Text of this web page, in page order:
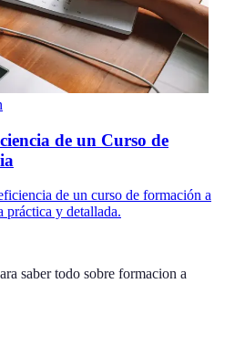
de un Curso de
de un curso de formación a
práctica y detallada.
saber todo sobre formacion a